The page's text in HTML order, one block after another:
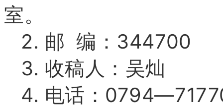
室。
2. 邮 编：344700
3. 收稿人：吴灿
4. 电话：